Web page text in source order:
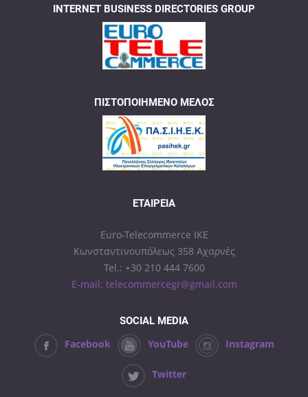
INTERNET BUSINESS DIRECTORIES GROUP
ΠΙΣΤΟΠΟΙΗΜΈΝΟ ΜΈΛΟΣ
ΕΤΑΙΡΕΊΑ
Euro-Telecommerce IKE
Κωνσταντινουπόλεως 358 Αχαρνές
Tel.: +30 210 444 7600
E-mail: telecommercegr@gmail.com
SOCIAL MEDIA
Facebook YouTube Instagram
Twitter